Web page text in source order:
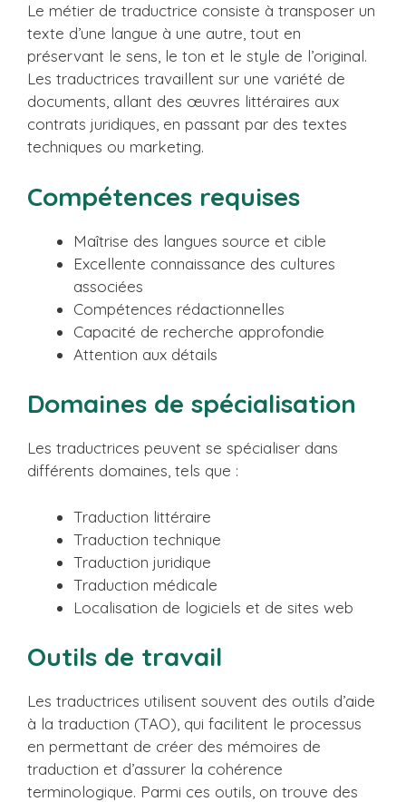
Le métier de traductrice consiste à transposer un
texte d’une langue à une autre, tout en
préservant le sens, le ton et le style de l’original.
Les traductrices travaillent sur une variété de
documents, allant des œuvres littéraires aux
contrats juridiques, en passant par des textes
techniques ou marketing.
Compétences requises
Maîtrise des langues source et cible
Excellente connaissance des cultures
associées
Compétences rédactionnelles
Capacité de recherche approfondie
Attention aux détails
Domaines de spécialisation
Les traductrices peuvent se spécialiser dans
différents domaines, tels que :
Traduction littéraire
Traduction technique
Traduction juridique
Traduction médicale
Localisation de logiciels et de sites web
Outils de travail
Les traductrices utilisent souvent des outils d’aide
à la traduction (TAO), qui facilitent le processus
en permettant de créer des mémoires de
traduction et d’assurer la cohérence
terminologique. Parmi ces outils, on trouve des